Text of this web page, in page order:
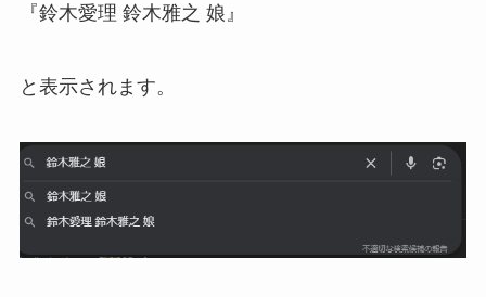
『鈴木愛理 鈴木雅之 娘』
と表示されます。